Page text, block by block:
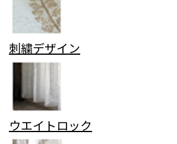
刺繍デザイン
ウエイトロック